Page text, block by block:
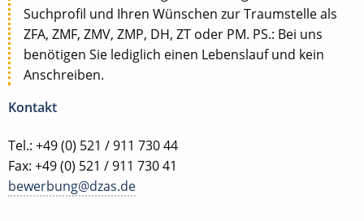
Suchprofil und Ihren Wünschen zur Traumstelle als
ZFA, ZMF, ZMV, ZMP, DH, ZT oder PM. PS.: Bei uns
benötigen Sie lediglich einen Lebenslauf und kein
Anschreiben.
Kontakt
Tel.: +49 (0) 521 / 911 730 44
Fax: +49 (0) 521 / 911 730 41
bewerbung@dzas.de